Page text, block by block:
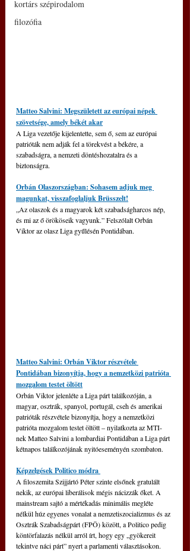
kortárs szépirodalom
filozófia
Matteo Salvini: Megszületett az európai népek
szövetsége, amely békét akar
A Liga vezetője kijelentette, sem ő, sem az európai
patrióták nem adják fel a törekvést a békére, a
szabadságra, a nemzeti döntéshozatalra és a
biztonságra.
Orbán Olaszországban: Sohasem adjuk meg
magunkat, visszafoglaljuk Brüsszelt!
„Az olaszok és a magyarok két szabadságharcos nép,
és mi az ő örököseik vagyunk.” Felszólalt Orbán
Viktor az olasz Liga gyűlésén Pontidában.
Matteo Salvini: Orbán Viktor részvétele
Pontidában bizonyítja, hogy a nemzetközi patrióta
mozgalom testet öltött
Orbán Viktor jelenléte a Liga párt találkozóján, a
magyar, osztrák, spanyol, portugál, cseh és amerikai
patrióták részvétele bizonyítja, hogy a nemzetközi
patrióta mozgalom testet öltött – nyilatkozta az MTI-
nek Matteo Salvini a lombardiai Pontidában a Liga párt
kétnapos találkozójának nyitóeseményén szombaton.
Képzelgések Politico módra
A filoszemita Szijjártó Péter szinte elsőnek gratulált
nekik, az európai liberálisok mégis nácizzák őket. A
mainstream sajtó a mértékadás minimális megléte
nélkül húz egyenes vonalat a nemzetiszocializmus és az
Osztrák Szabadságpárt (FPÖ) között, a Politico pedig
köntörfalazás nélkül arról írt, hogy egy „gyökereit
tekintve náci párt” nyert a parlamenti választásokon.